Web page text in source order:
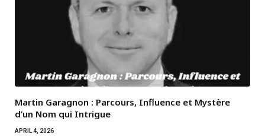
Martin Garagnon : Parcours, Influence et Mystère
d’un Nom qui Intrigue
APRIL 4, 2026